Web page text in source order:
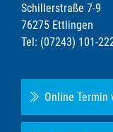
Schillerstraße 7-9
76275 Ettlingen
Tel: (07243) 101-
Online Termin